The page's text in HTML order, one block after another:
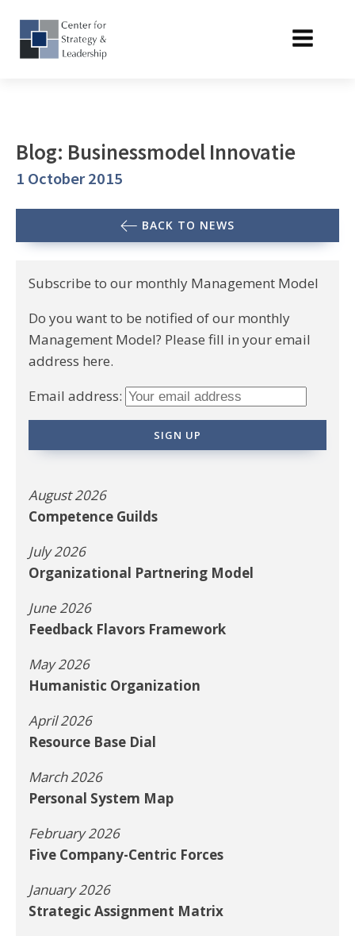
Blog: Businessmodel Innovatie
1 October 2015
BACK TO NEWS
Subscribe to our monthly Management Model
Do you want to be notified of our monthly
Management Model? Please fill in your email
address here.
Email address:
August 2026
Competence Guilds
July 2026
Organizational Partnering Model
June 2026
Feedback Flavors Framework
May 2026
Humanistic Organization
April 2026
Resource Base Dial
March 2026
Personal System Map
February 2026
Five Company-Centric Forces
January 2026
Strategic Assignment Matrix